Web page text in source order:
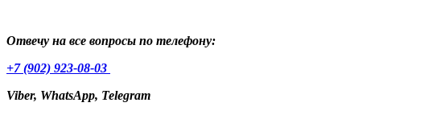
Отвечу на все вопросы по телефону:
+7 (902) 923-08-03
Viber, WhatsApp, Telegram